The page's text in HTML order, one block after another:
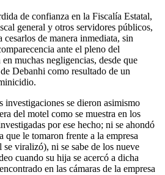
de confianza en la Fiscalía Estatal,
general y otros servidores públicos,
cesarlos de manera inmediata, sin
ante el pleno del
muchas negligencias, desde que
Debanhi como resultado de un
investigaciones se dieron asimismo
del motel como se muestra en los
por ese hecho; ni se ahondó
le tomaron frente a la empresa
viralizó), ni se sabe de los nueve
cuando su hija se acercó a dicha
en las cámaras de la empresa